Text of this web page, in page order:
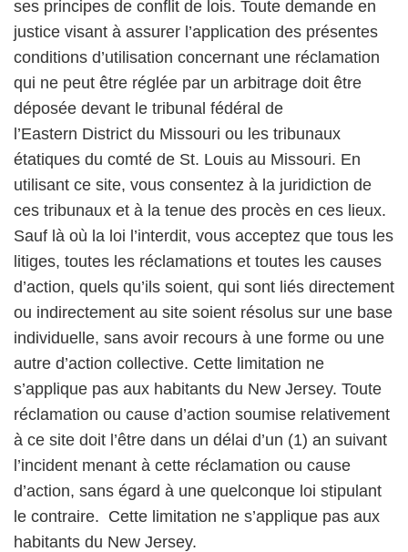
ses principes de conflit de lois. Toute demande en
justice visant à assurer l’application des présentes
conditions d’utilisation concernant une réclamation
qui ne peut être réglée par un arbitrage doit être
déposée devant le tribunal fédéral de
l’Eastern District du Missouri ou les tribunaux
étatiques du comté de St. Louis au Missouri. En
utilisant ce site, vous consentez à la juridiction de
ces tribunaux et à la tenue des procès en ces lieux.
Sauf là où la loi l’interdit, vous acceptez que tous les
litiges, toutes les réclamations et toutes les causes
d’action, quels qu’ils soient, qui sont liés directement
ou indirectement au site soient résolus sur une base
individuelle, sans avoir recours à une forme ou une
autre d’action collective. Cette limitation ne
s’applique pas aux habitants du New Jersey. Toute
réclamation ou cause d’action soumise relativement
à ce site doit l’être dans un délai d’un (1) an suivant
l’incident menant à cette réclamation ou cause
d’action, sans égard à une quelconque loi stipulant
le contraire. Cette limitation ne s’applique pas aux
habitants du New Jersey.